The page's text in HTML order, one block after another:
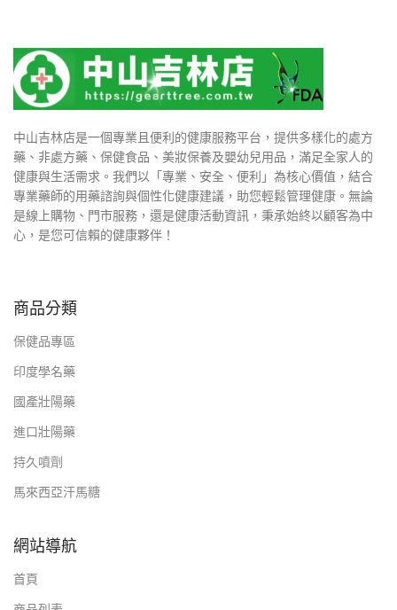
中山吉林店是一個專業且便利的健康服務平台，提供多樣化的處方
藥、非處方藥、保健食品、美妝保養及嬰幼兒用品，滿足全家人的
健康與生活需求。我們以「專業、安全、便利」為核心價值，結合
專業藥師的用藥諮詢與個性化健康建議，助您輕鬆管理健康。無論
是線上購物、門市服務，還是健康活動資訊，秉承始終以顧客為中
心，是您可信賴的健康夥伴！
商品分類
保健品專區
印度學名藥
國產壯陽藥
進口壯陽藥
持久噴劑
馬來西亞汗馬糖
網站導航
首頁